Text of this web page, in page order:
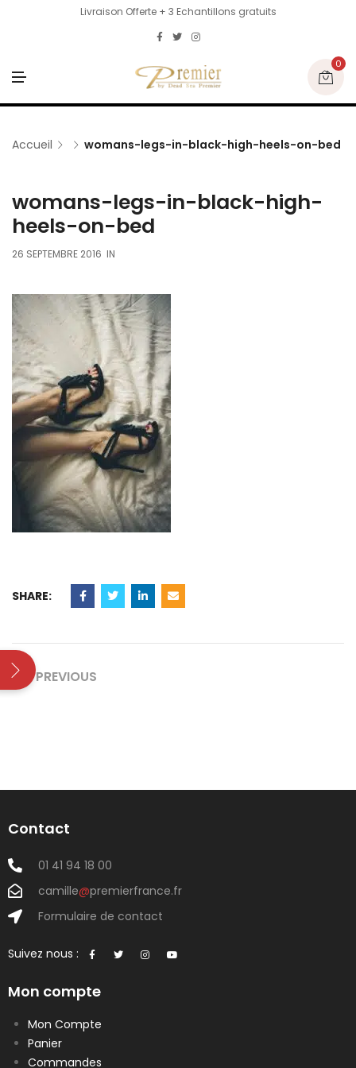
Livraison Offerte + 3 Echantillons gratuits
N
U
0
Accueil womans-legs-in-black-high-heels-on-bed
womans-legs-in-black-high-
heels-on-bed
26 SEPTEMBRE 2016 IN
SHARE:
PREVIOUS
Contact
01 41 94 18 00
camille@premierfrance.fr
Formulaire de contact
Suivez nous :
Mon compte
Mon Compte
Panier
Commandes